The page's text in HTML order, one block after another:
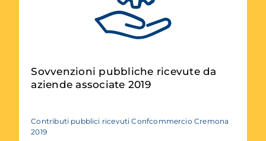
Sovvenzioni pubbliche ricevute da
aziende associate 2019
Contributi pubblici ricevuti Confcommercio Cremona
2019